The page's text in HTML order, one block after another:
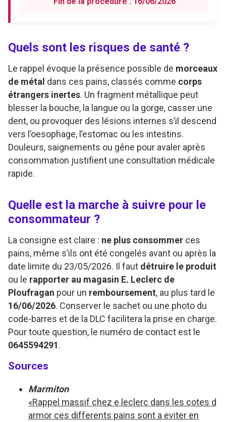
Quels sont les risques de santé ?
Le rappel évoque la présence possible de morceaux
de métal dans ces pains, classés comme corps
étrangers inertes. Un fragment métallique peut
blesser la bouche, la langue ou la gorge, casser une
dent, ou provoquer des lésions internes s’il descend
vers l’oesophage, l’estomac ou les intestins.
Douleurs, saignements ou gêne pour avaler après
consommation justifient une consultation médicale
rapide.
Quelle est la marche à suivre pour le
consommateur ?
La consigne est claire : ne plus consommer ces
pains, même s’ils ont été congelés avant ou après la
date limite du 23/05/2026. Il faut détruire le produit
ou le rapporter au magasin E. Leclerc de
Ploufragan pour un remboursement, au plus tard le
16/06/2026. Conserver le sachet ou une photo du
code-barres et de la DLC facilitera la prise en charge.
Pour toute question, le numéro de contact est le
0645594291.
Sources
Marmiton
«Rappel massif chez e leclerc dans les cotes d
armor ces differents pains sont a eviter en